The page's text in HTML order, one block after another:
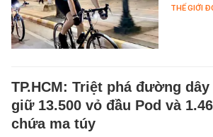
THẾ GIỚI
TP.HCM: Triệt phá đường
giữ 13.500 vỏ đầu Pod và
chứa ma túy